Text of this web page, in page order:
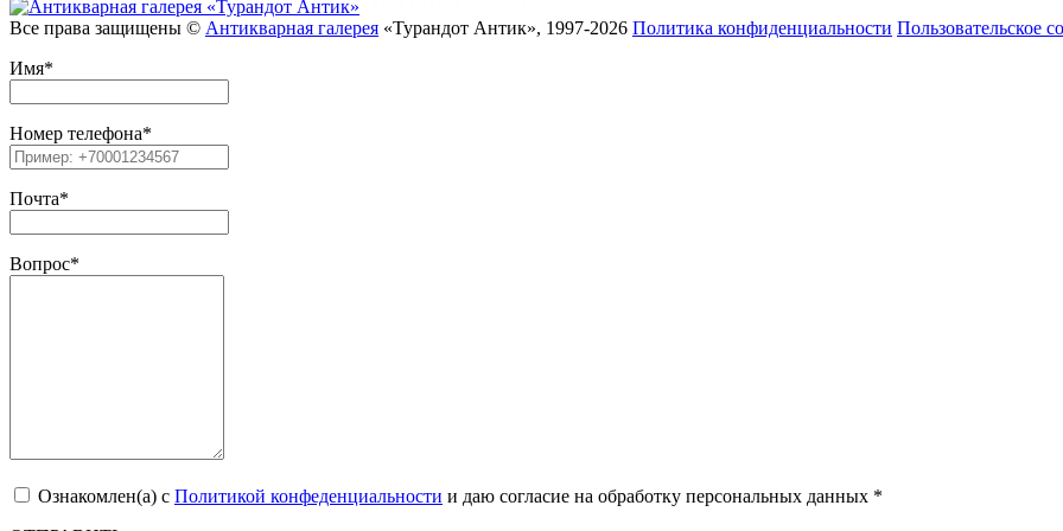
Все права защищены © Антикварная галерея «Турандот Антик», 1997-2026 Политика конфиденциальности Пользовательское
Имя*
Номер телефона*
Почта*
Вопрос*
Ознакомлен(a) с Политикой конфеденциальности и даю согласие на обработку персональных данных *